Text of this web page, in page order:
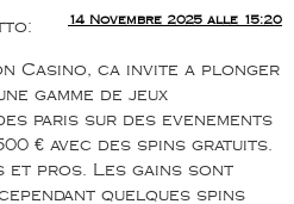
14 Novembre 2025 alle 15:20
Casino, ca invite a plonger
gamme de jeux
paris sur des evenements
€ avec des spins gratuits.
et pros. Les gains sont
quelques spins